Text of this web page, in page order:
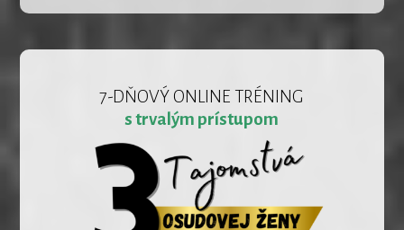
7-DŇOVÝ ONLINE TRÉNING
s trvalým prístupom